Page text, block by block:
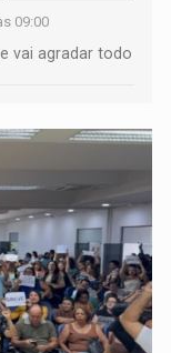
09:00
vai agradar todo